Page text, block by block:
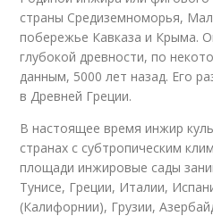
страны Средиземноморья,
побережье Кавказа и Крыма.
глубокой древности, по
данным, 5000 лет назад. Его
в Древней Греции.
В настоящее время инжир
странах с субтропическим
площади инжировые сады
Тунисе, Греции, Италии,
(Калифорнии), Грузии,